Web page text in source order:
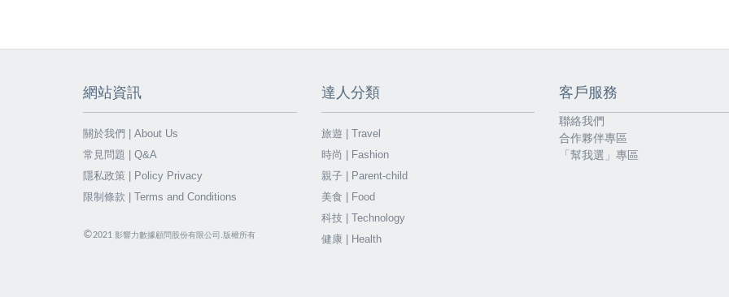
網站資訊
關於我們 | About Us
常見問題 | Q&A
隱私政策 | Policy Privacy
限制條款 | Terms and Conditions
©2021 影響力數據顧問股份有限公司.版權所有
達人分類
旅遊 | Travel
時尚 | Fashion
親子 | Parent-child
美食 | Food
科技 | Technology
健康 | Health
客戶服務
聯絡我們
合作夥伴專區
「幫我選」專區